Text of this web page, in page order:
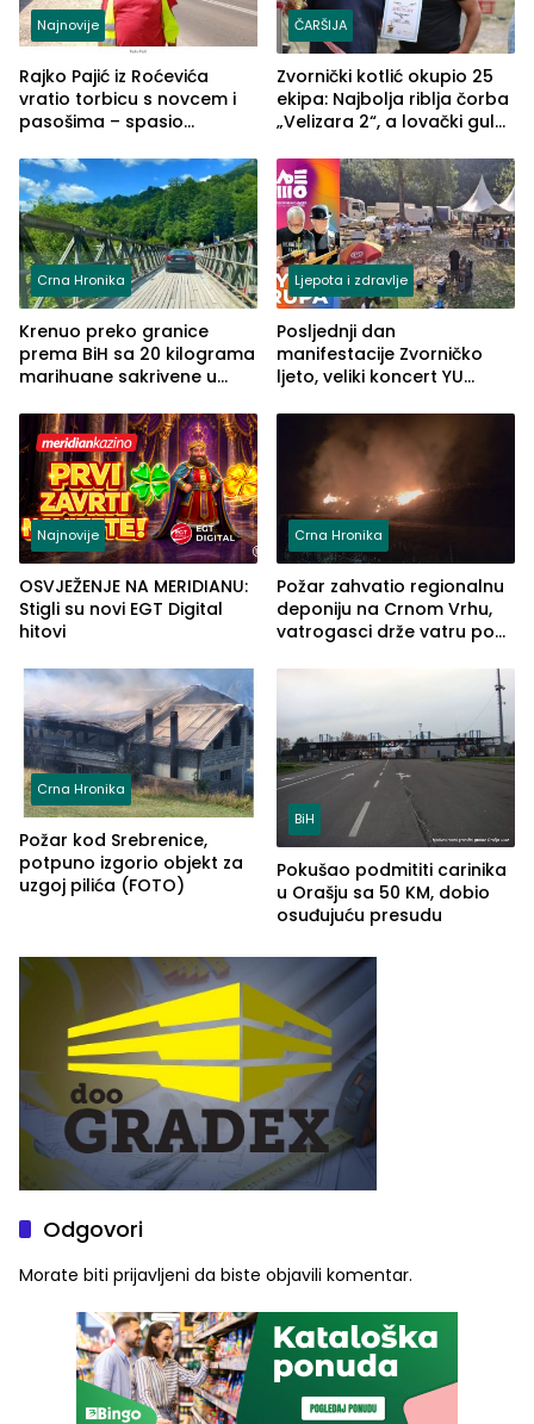
Najnovije
Rajko Pajić iz Roćevića
vratio torbicu s novcem i
pasošima – spasio
Grčkoj
ČARŠIJA
Zvornički kotlić okupio 25
ekipa: Najbolja riblja čorba
„Velizara 2“, a lovački gulaš
Crna Hronika
Krenuo preko granice
prema BiH sa 20 kilograma
marihuane sakrivene u
Ljepota i zdravlje
Posljednji dan
manifestacije Zvorničko
ljeto, veliki koncert YU
ove godine
Najnovije
OSVJEŽENJE NA MERIDIANU:
Stigli su novi EGT Digital
hitovi
Crna Hronika
Požar zahvatio regionalnu
deponiju na Crnom Vrhu,
vatrogasci drže vatru pod
Crna Hronika
Požar kod Srebrenice,
potpuno izgorio objekt za
uzgoj pilića (FOTO)
BiH
Pokušao podmititi carinika
u Orašju sa 50 KM, dobio
osuđujuću presudu
Odgovori
Morate biti prijavljeni da biste objavili komentar.